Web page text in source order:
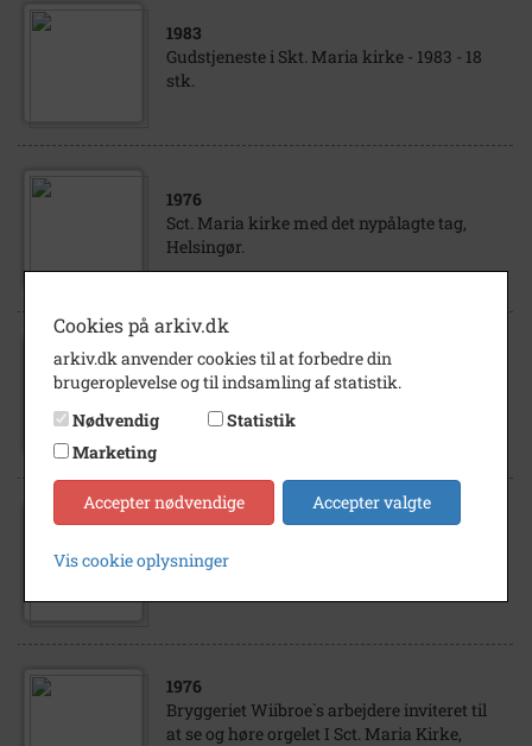
1983
Gudstjeneste i Skt. Maria kirke - 1983 - 18
stk.
1976
Sct. Maria kirke med det nypålagte tag,
Helsingør.
1975
Dronning Ingrid åbner musikfestival i
Maria Kirken, Helsingør.
1975
Maria Lang, svensk forfatterinde på besøg
1976
Bryggeriet Wiibroe`s arbejdere inviteret til
at se og høre orgelet I Sct. Maria Kirke,
Cookies på arkiv.dk
arkiv.dk anvender cookies til at forbedre din
brugeroplevelse og til indsamling af statistik.
Nødvendig
Statistik
Marketing
Accepter nødvendige Accepter valgte
Vis cookie oplysninger